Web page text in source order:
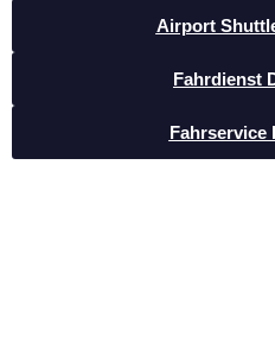
Airport
Fahrdienst
Fahrservice